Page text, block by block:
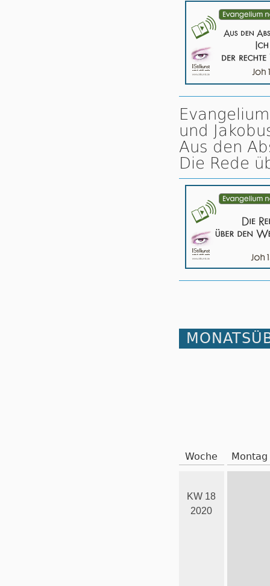
und
Aus den
Die Rede
Woche Montag
KW 18
2020